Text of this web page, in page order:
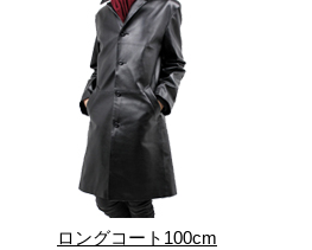
ロングコート100cm